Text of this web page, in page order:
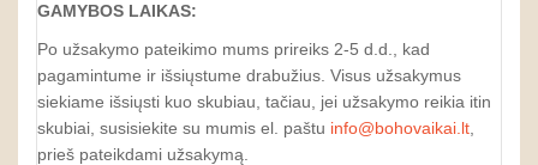
GAMYBOS LAIKAS:
Po užsakymo pateikimo mums prireiks 2-5 d.d., kad
pagamintume ir išsiųstume drabužius. Visus užsakymus
siekiame išsiųsti kuo skubiau, tačiau, jei užsakymo reikia itin
skubiai, susisiekite su mumis el. paštu info@bohovaikai.lt
prieš pateikdami užsakymą.